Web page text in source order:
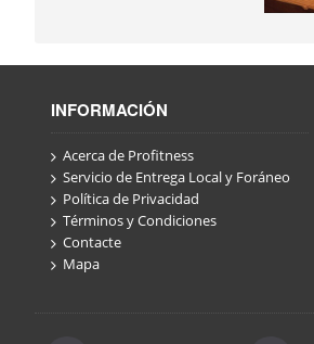
INFORMACIÓN
Acerca de Profitness
Servicio de Entrega Local y Foráneo
Política de Privacidad
Términos y Condiciones
Contacte
Mapa